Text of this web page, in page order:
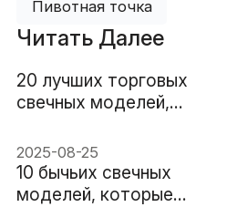
Пивотная точка
Читать Далее
20 лучших торговых
свечных моделей,
каждый трейдер
2025-08-25
10 бычьих свечных
моделей, которые